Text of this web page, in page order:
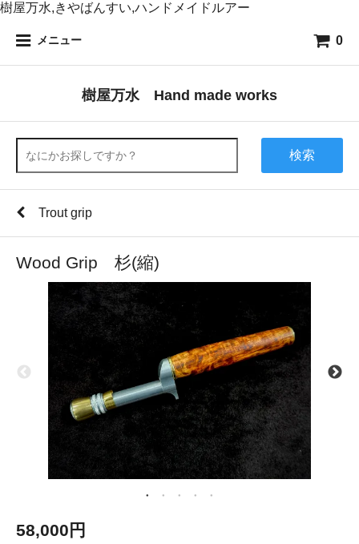
樹屋万水,きやばんすい,ハンドメイドルアー
メニュー 0
樹屋万水 Hand made works
検索
Trout grip
Wood Grip 杉(縮)
58,000円